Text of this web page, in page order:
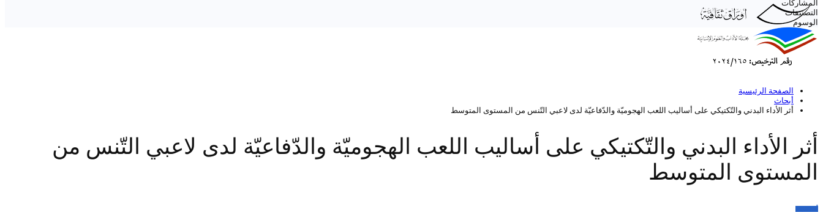
المشاركات
التصنيفات
الوسوم
الصفحة الرئيسية
أبحاث
أثر الأداء البدني والتّكتيكي على أساليب اللعب الهجوميّة والدّفاعيّة لدى لاعبي التّنس من المستوى المتوسط
أثر الأداء البدني والتّكتيكي على أساليب اللعب الهجوميّة والدّفاعيّة لدى لاعبي التّنس من
المستوى المتوسط